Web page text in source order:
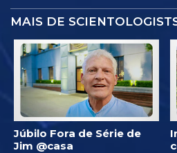
MAIS DE
Júbilo Fora de Série de
Jim @casa